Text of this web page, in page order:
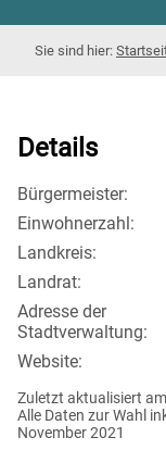
Details
Bürgermeister:
Einwohnerzahl:
Landkreis:
Landrat:
Adresse der
Stadtverwaltung:
Website:
Zuletzt aktualisiert
Alle Daten zur Wahl
November 2021